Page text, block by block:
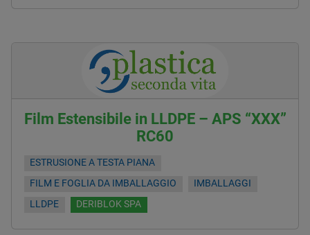
Film Estensibile in LLDPE – APS “XXX”
RC60
ESTRUSIONE A TESTA PIANA
FILM E FOGLIA DA IMBALLAGGIO
IMBALLAGGI
LLDPE
DERIBLOK SPA